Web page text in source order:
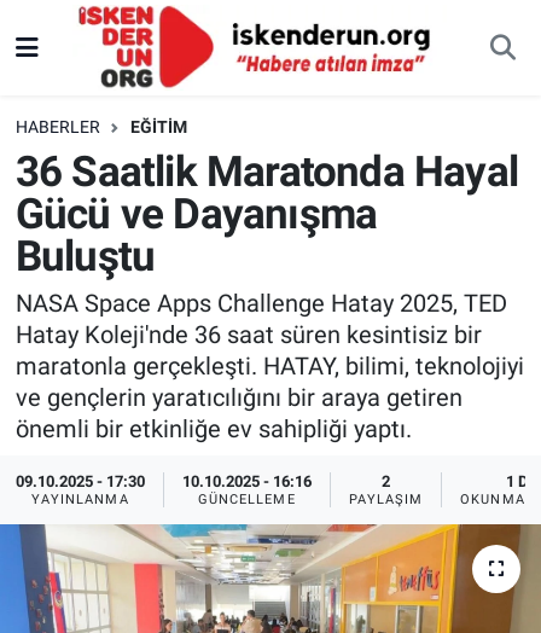
HABERLER EĞITIM
36 Saatlik Maratonda Hayal
Gücü ve Dayanışma
Buluştu
NASA Space Apps Challenge Hatay 2025, TED
Hatay Koleji'nde 36 saat süren kesintisiz bir
maratonla gerçekleşti. HATAY, bilimi, teknolojiyi
ve gençlerin yaratıcılığını bir araya getiren
önemli bir etkinliğe ev sahipliği yaptı.
09.10.2025 - 17:30
YAYINLANMA
10.10.2025 - 16:16
GÜNCELLEME
2
PAYLAŞIM
1 DK
OKUNMA